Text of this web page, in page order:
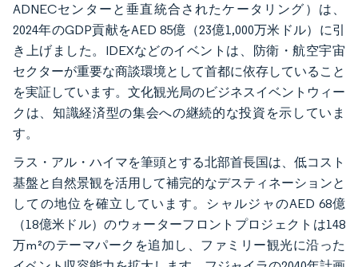
ADNECセンターと垂直統合されたケータリング）は、
2024年のGDP貢献をAED 85億（23億1,000万米ドル）に引
き上げました。IDEXなどのイベントは、防衛・航空宇宙
セクターが重要な商談環境として首都に依存していること
を実証しています。文化観光局のビジネスイベントウィー
クは、知識経済型の集会への継続的な投資を示していま
す。
ラス・アル・ハイマを筆頭とする北部首長国は、低コスト
基盤と自然景観を活用して補完的なデスティネーションと
しての地位を確立しています。シャルジャのAED 68億
（18億米ドル）のウォーターフロントプロジェクトは148
万m²のテーマパークを追加し、ファミリー観光に沿った